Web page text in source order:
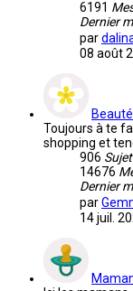
6191
Dernier
par
08 août
Toujours à te
shopping et
906
14676
Dernier
par
14 juil.